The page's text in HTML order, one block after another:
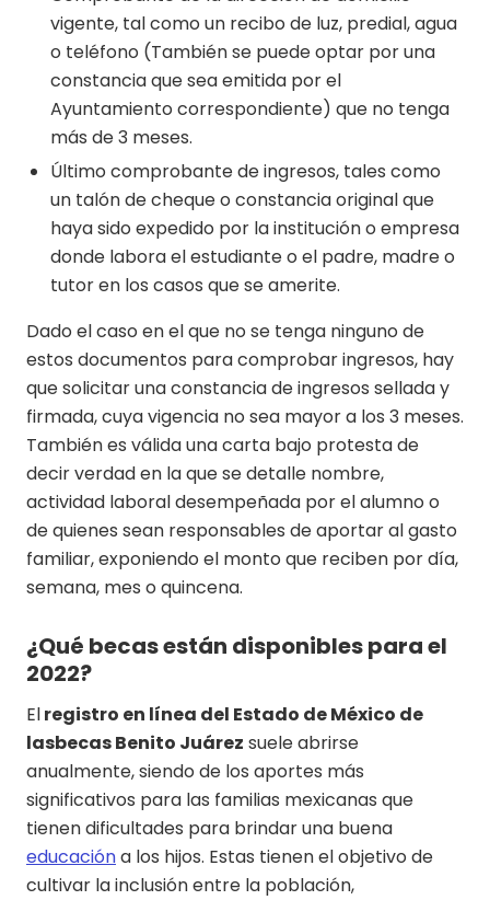
vigente, tal como un recibo de luz, predial, agua
o teléfono (También se puede optar por una
constancia que sea emitida por el
Ayuntamiento correspondiente) que no tenga
más de 3 meses.
Último comprobante de ingresos, tales como
un talón de cheque o constancia original que
haya sido expedido por la institución o empresa
donde labora el estudiante o el padre, madre o
tutor en los casos que se amerite.
Dado el caso en el que no se tenga ninguno de
estos documentos para comprobar ingresos, hay
que solicitar una constancia de ingresos sellada y
firmada, cuya vigencia no sea mayor a los 3 meses.
También es válida una carta bajo protesta de
decir verdad en la que se detalle nombre,
actividad laboral desempeñada por el alumno o
de quienes sean responsables de aportar al gasto
familiar, exponiendo el monto que reciben por día,
semana, mes o quincena.
¿Qué becas están disponibles para el
2022?
Elregistro en línea del Estado de México de
lasbecas Benito Juárez suele abrirse
anualmente, siendo de los aportes más
significativos para las familias mexicanas que
tienen dificultades para brindar una buena
educacióna los hijos. Estas tienen el objetivo de
cultivar la inclusión entre la población,